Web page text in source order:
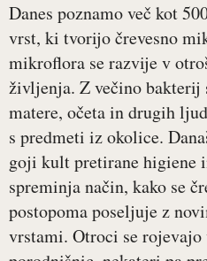
Danes poznamo več kot
vrst, ki tvorijo črevesno
mikroflora se razvije v
življenja. Z večino bakterij
matere, očeta in drugih
s predmeti iz okolice.
goji kult pretirane higiene
spreminja način, kako se
postopoma poseljuje z
vrstami. Otroci se